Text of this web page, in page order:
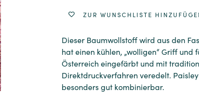
ZUR WUNSCHLISTE
Dieser Baumwollstoff wird aus den
hat einen kühlen, „wolligen“ Griff
Österreich eingefärbt und mit
Direktdruckverfahren veredelt.
besonders gut kombinierbar.